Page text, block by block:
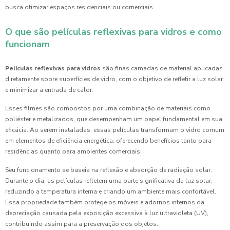
busca otimizar espaços residenciais ou comerciais.
O que são películas reflexivas para vidros e como
funcionam
Películas reflexivas para vidros são finas camadas de material aplicadas
diretamente sobre superfícies de vidro, com o objetivo de refletir a luz solar
e minimizar a entrada de calor.
Esses filmes são compostos por uma combinação de materiais como
poliéster e metalizados, que desempenham um papel fundamental em sua
eficácia. Ao serem instaladas, essas películas transformam o vidro comum
em elementos de eficiência energética, oferecendo benefícios tanto para
residências quanto para ambientes comerciais.
Seu funcionamento se baseia na reflexão e absorção de radiação solar.
Durante o dia, as películas refletem uma parte significativa da luz solar,
reduzindo a temperatura interna e criando um ambiente mais confortável.
Essa propriedade também protege os móveis e adornos internos da
depreciação causada pela exposição excessiva à luz ultravioleta (UV),
contribuindo assim para a preservação dos objetos.